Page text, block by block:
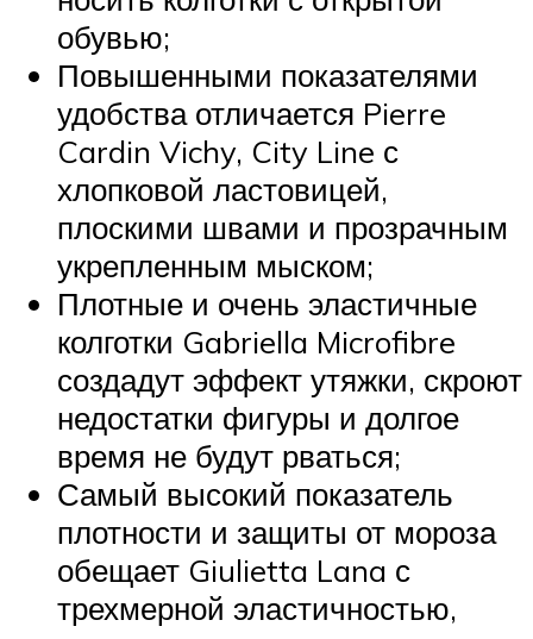
обувью;
Повышенными показателями
удобства отличается Pierre
Cardin Vichy, City Line с
хлопковой ластовицей,
плоскими швами и прозрачным
укрепленным мыском;
Плотные и очень эластичные
колготки Gabriella Microfibre
создадут эффект утяжки, скроют
недостатки фигуры и долгое
время не будут рваться;
Самый высокий показатель
плотности и защиты от мороза
обещает Giulietta Lana с
трехмерной эластичностью,